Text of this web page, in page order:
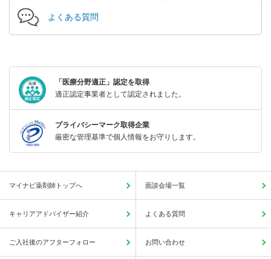
よくある質問
「医療分野適正」認定を取得
適正認定事業者として認定されました。
プライバシーマーク取得企業
厳密な管理基準で個人情報をお守りします。
マイナビ薬剤師トップへ 面談会場一覧
キャリアアドバイザー紹介 よくある質問
ご入社後のアフターフォロー お問い合わせ